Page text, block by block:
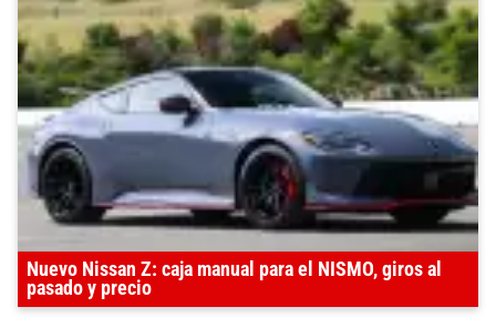
Nuevo Nissan Z: caja manual para el NISMO, giros al
pasado y precio